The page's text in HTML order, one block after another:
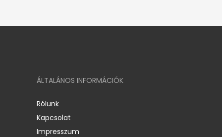
ÁLTALÁNOS INFORMÁCIÓK
Rólunk
Kapcsolat
Impresszum